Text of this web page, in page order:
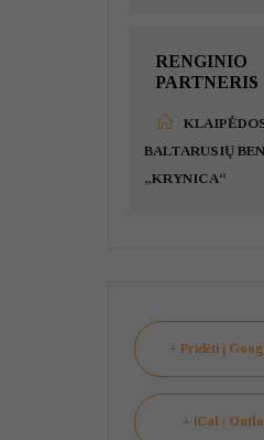
RENGINIO
PARTNERIS
BALTARUSIŲ
„KRYNICA“
+ Pridėti į
+ iCal /